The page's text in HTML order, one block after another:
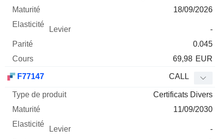
18/09/2026
-
0.045
69,98 EUR
F77147 CALL
Certificats Divers
11/09/2030
-